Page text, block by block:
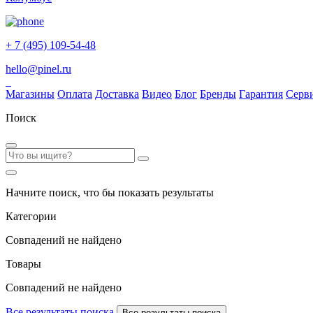
+ 7 (495) 109-54-48
hello@pinel.ru
Магазины Оплата Доставка Видео Блог Бренды Гарантия
Поиск
Начните поиск, что бы показать результаты
Категории
Совпадений не найдено
Товары
Совпадений не найдено